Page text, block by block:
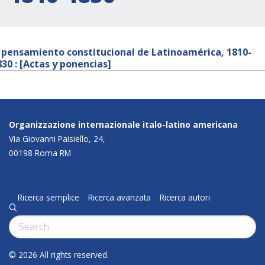
pensamiento constitucional de Latinoamérica, 1810-
: [Actas y ponencias]
Organizzazione internazionale italo-latino americana
Via Giovanni Paisiello, 24,
00198 Roma RM
Ricerca semplice Ricerca avanzata Ricerca autori
q
Cerca:
© 2026 All rights reserved.